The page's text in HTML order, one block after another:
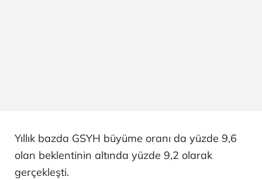
Yıllık bazda GSYH büyüme oranı da yüzde 9,6
olan beklentinin altında yüzde 9,2 olarak
gerçekleşti.